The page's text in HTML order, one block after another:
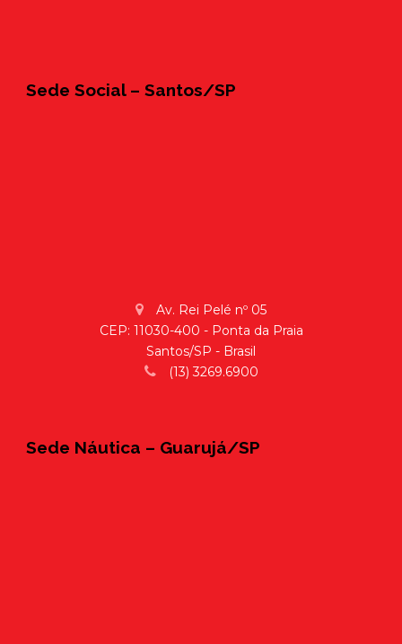
Sede Social – Santos/SP
Av. Rei Pelé nº 05
CEP: 11030-400 - Ponta da Praia
Santos/SP - Brasil
(13) 3269.6900
Sede Náutica – Guarujá/SP